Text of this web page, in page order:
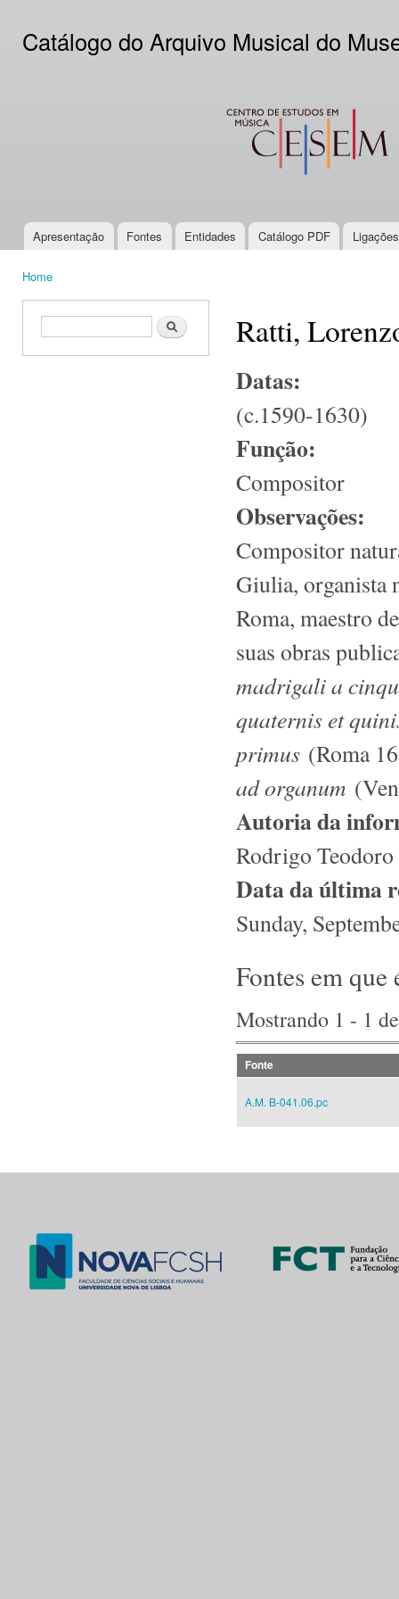
Catálogo do Arquivo Musical do
CESEM
Main menu
Apresentação Fontes Entidades Catálogo PDF
Home
Search form Search Ratti,
Datas:
(c.1590-1630)
Função:
Compositor
Observações:
Compositor
Giulia, organista
Roma, maestro
suas obras
madrigali a
quaternis et
primus (Roma
ad organum
Autoria da
Rodrigo Teodoro
Data da última
Sunday,
Fontes em que
Mostrando 1 - 1
Fonte
A.M. B-041.06.pc